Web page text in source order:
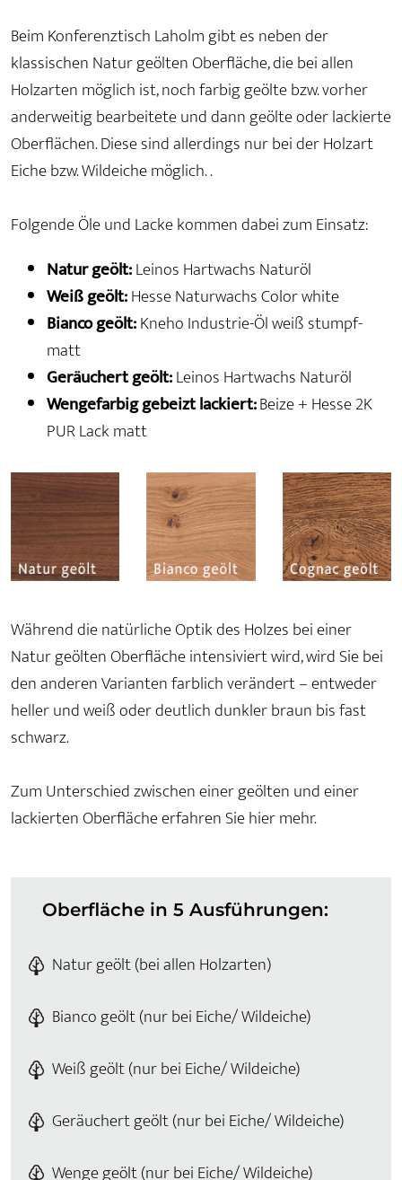
Beim Konferenztisch Laholm gibt es neben der
klassischen Natur geölten Oberfläche, die bei allen
Holzarten möglich ist, noch farbig geölte bzw. vorher
anderweitig bearbeitete und dann geölte oder lackierte
Oberflächen. Diese sind allerdings nur bei der Holzart
Eiche bzw. Wildeiche möglich. .
Folgende Öle und Lacke kommen dabei zum Einsatz:
Natur geölt:Leinos Hartwachs Naturöl
Weiß geölt:Hesse Naturwachs Color white
Bianco geölt:Kneho Industrie-Öl weiß stumpf-
matt
Geräuchert geölt:Leinos Hartwachs Naturöl
Wengefarbig gebeizt lackiert:Beize + Hesse 2K
PUR Lack matt
Während die natürliche Optik des Holzes bei einer
Natur geölten Oberfläche intensiviert wird, wird Sie bei
den anderen Varianten farblich verändert – entweder
heller und weiß oder deutlich dunkler braun bis fast
schwarz.
Zum Unterschied zwischen einer geölten und einer
lackierten Oberfläche erfahren Sie hier mehr.
Oberfläche in 5 Ausführungen:
Natur geölt (bei allen Holzarten)
Bianco geölt (nur bei Eiche/ Wildeiche)
Weiß geölt (nur bei Eiche/ Wildeiche)
Geräuchert geölt (nur bei Eiche/ Wildeiche)
Wenge geölt (nur bei Eiche/ Wildeiche)